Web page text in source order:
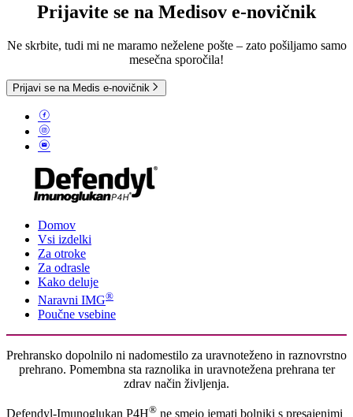
Prijavite se na Medisov e-novičnik
Ne skrbite, tudi mi ne maramo neželene pošte – zato pošiljamo samo
mesečna sporočila!
Prijavi se na Medis e-novičnik
Domov
Vsi izdelki
Za otroke
Za odrasle
Kako deluje
Naravni IMG®
Poučne vsebine
Prehransko dopolnilo ni nadomestilo za uravnoteženo in raznovrstno
prehrano. Pomembna sta raznolika in uravnotežena prehrana ter
zdrav način življenja.
Defendyl-Imunoglukan P4H® ne smejo jemati bolniki s presajenimi